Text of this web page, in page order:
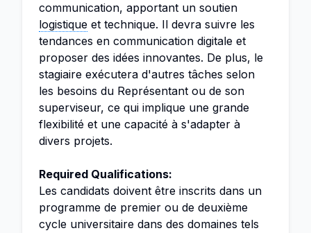
communication, apportant un soutien
logistique et technique. Il devra suivre les
tendances en communication digitale et
proposer des idées innovantes. De plus, le
stagiaire exécutera d'autres tâches selon
les besoins du Représentant ou de son
superviseur, ce qui implique une grande
flexibilité et une capacité à s'adapter à
divers projets.
Required Qualifications:
Les candidats doivent être inscrits dans un
programme de premier ou de deuxième
cycle universitaire dans des domaines tels